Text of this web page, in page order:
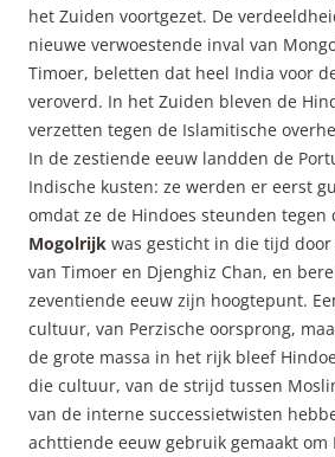
het Zuiden voortgezet. De
nieuwe verwoestende inval van
Timoer, beletten dat heel India voor
veroverd. In het Zuiden bleven de
verzetten tegen de Islamitische
In de zestiende eeuw landden de
Indische kusten: ze werden er eerst
omdat ze de Hindoes steunden tegen
Mogolrijk was gesticht in die tijd
van Timoer en Djenghiz Chan, en
zeventiende eeuw zijn hoogtepunt.
cultuur, van Perzische oorsprong,
de grote massa in het rijk bleef
die cultuur, van de strijd tussen
van de interne successietwisten
achttiende eeuw gebruik gemaakt